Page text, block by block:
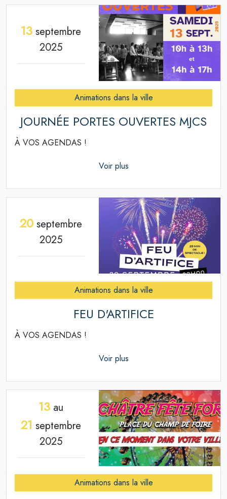
13 septembre
2025
Animations dans la ville
JOURNÉE PORTES OUVERTES MJCS
À VOS AGENDAS !
Voir plus
20 septembre
2025
Animations dans la ville
FEU D'ARTIFICE
À VOS AGENDAS !
Voir plus
13 au
21 septembre
2025
Animations dans la ville